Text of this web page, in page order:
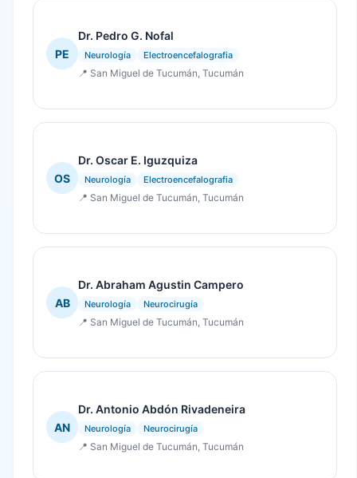
PE
Dr. Pedro G. Nofal
Neurología Electroencefalografia
📍 San Miguel de Tucumán, Tucumán
OS
Dr. Oscar E. Iguzquiza
Neurología Electroencefalografia
📍 San Miguel de Tucumán, Tucumán
AB
Dr. Abraham Agustin Campero
Neurología Neurocirugía
📍 San Miguel de Tucumán, Tucumán
AN
Dr. Antonio Abdón Rivadeneira
Neurología Neurocirugía
📍 San Miguel de Tucumán, Tucumán